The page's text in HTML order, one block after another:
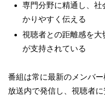
専門分野に精通し、
かりやすく伝える
視聴者との距離感を大
が支持されている
番組は常に最新のメンバ
放送内で発信し、視聴者